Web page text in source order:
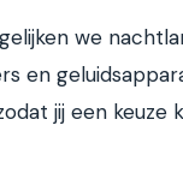
we
en
jij een keuze